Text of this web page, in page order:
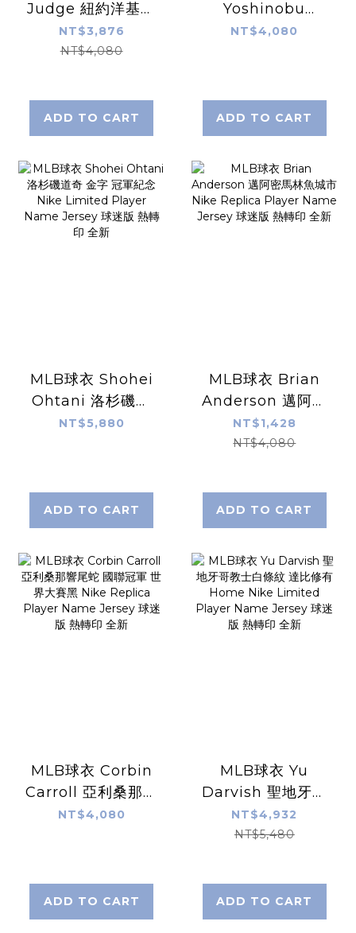
Judge 紐約洋基深
藍 Nike Replica
Player Name
NT$3,876
NT$4,080
ADD TO CART
Yoshinobu
Yamamoto 洛杉
Jersey 球迷版 熱
轉印 全新
NT$4,080
ADD TO CART
MLB球衣 Shohei
Ohtani 洛杉磯道
奇 金字 冠軍紀念
轉印 全新
NT$5,880
ADD TO CART
MLB球衣 Brian
Anderson 邁阿密
馬林魚城市 Nike
Replica Player
NT$1,428
NT$4,080
ADD TO CART
MLB球衣 Corbin
Carroll 亞利桑那響
尾蛇 國聯冠軍 世界
迷版 熱轉印 全新
NT$4,080
ADD TO CART
MLB球衣 Yu
Darvish 聖地牙哥
教士白條紋 達比修
有 Home Nike
迷版 熱轉印 全新
NT$4,932
NT$5,480
ADD TO CART